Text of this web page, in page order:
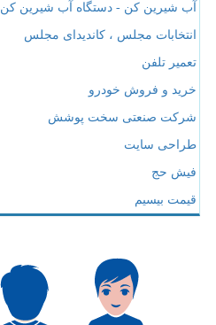
آب شیرین کن - دستگاه آب شیرین کن
انتخابات مجلس ، کاندیدای مجلس
تعمیر تلفن
خرید و فروش خودرو
شرکت صنعتی سخت پوشش
طراحی سایت
فیش حج
قیمت بیسیم